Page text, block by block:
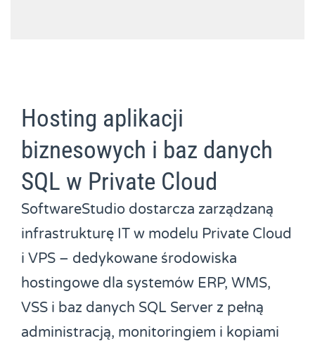
Hosting aplikacji
biznesowych i baz danych
SQL w Private Cloud
SoftwareStudio dostarcza zarządzaną
infrastrukturę IT w modelu Private Cloud
i VPS – dedykowane środowiska
hostingowe dla systemów ERP, WMS,
VSS i baz danych SQL Server z pełną
administracją, monitoringiem i kopiami